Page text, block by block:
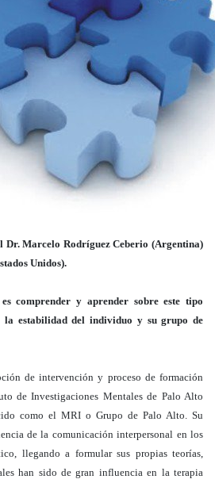
Dr. Marcelo Rodríguez Ceberio (Argentina)
Unidos).
escomprender y aprender sobre este tipo
la estabilidad del individuo y su grupo de
de intervención y proceso de formación
de Investigaciones Mentales de Palo Alto
como el MRI o Grupo de Palo Alto. Su
de la comunicación interpersonal en los
llegando a formular sus propias teorías,
han sido de gran influencia en la terapia